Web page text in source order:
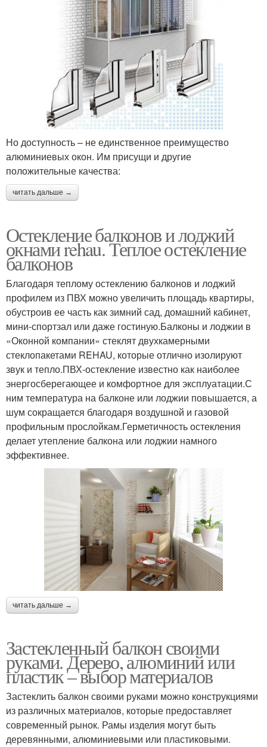
Но доступность – не единственное преимущество
алюминиевых окон. Им присущи и другие
положительные качества:
читать дальше →
Остекление балконов и лоджий
окнами rehau. Теплое остекление
балконов
Благодаря теплому остеклению балконов и лоджий
профилем из ПВХ можно увеличить площадь квартиры,
обустроив ее часть как зимний сад, домашний кабинет,
мини-спортзал или даже гостиную.Балконы и лоджии в
«Оконной компании» стеклят двухкамерными
стеклопакетами REHAU, которые отлично изолируют
звук и тепло.ПВХ-остекление известно как наиболее
энергосберегающее и комфортное для эксплуатации.С
ним температура на балконе или лоджии повышается, а
шум сокращается благодаря воздушной и газовой
профильным прослойкам.Герметичность остекления
делает утепление балкона или лоджии намного
эффективнее.
читать дальше →
Застекленный балкон своими
руками. Дерево, алюминий или
пластик – выбор материалов
Застеклить балкон своими руками можно конструкциями
из различных материалов, которые предоставляет
современный рынок. Рамы изделия могут быть
деревянными, алюминиевыми или пластиковыми.